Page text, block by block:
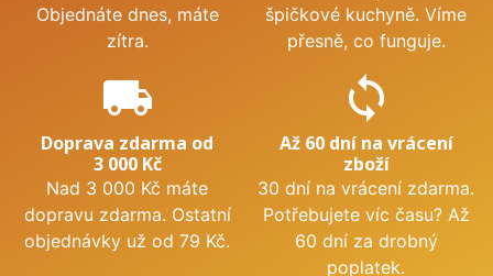
Objednáte dnes, máte
zítra.
špičkové kuchyně. Víme
přesně, co funguje.
local_shipping
Doprava zdarma od
3 000 Kč
Nad 3 000 Kč máte
dopravu zdarma. Ostatní
objednávky už od 79 Kč.
sync
Až 60 dní na vrácení
zboží
30 dní na vrácení zdarma.
Potřebujete víc času? Až
60 dní za drobný
poplatek.